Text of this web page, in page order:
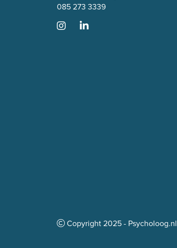
085 273 3339
Copyright2025- Psycholoog.nl